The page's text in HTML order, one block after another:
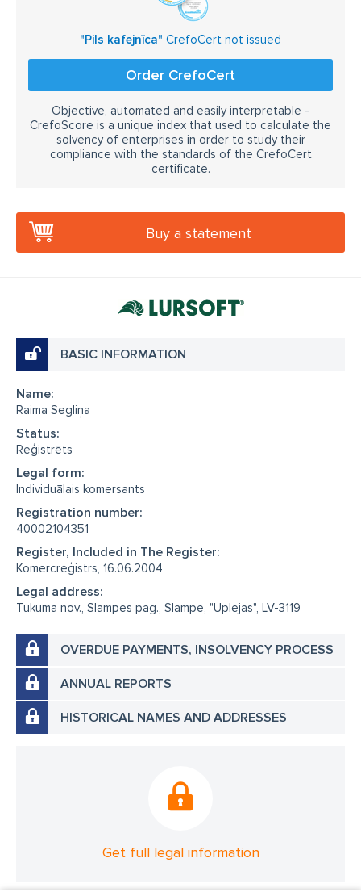
"Pils kafejnīca" CrefoCert not issued
Order CrefoCert
Objective, automated and easily interpretable -
CrefoScore is a unique index that used to calculate the
solvency of enterprises in order to study their
compliance with the standards of the CrefoCert
certificate.
Buy a statement
BASIC INFORMATION
Name:
Raima Segliņa
Status:
Reģistrēts
Legal form:
Individuālais komersants
Registration number:
40002104351
Register, Included in The Register:
Komercreģistrs, 16.06.2004
Legal address:
Tukuma nov., Slampes pag., Slampe, "Uplejas", LV-3119
OVERDUE PAYMENTS, INSOLVENCY PROCESS
ANNUAL REPORTS
HISTORICAL NAMES AND ADDRESSES
Get full legal information